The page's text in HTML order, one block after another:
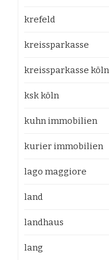
krefeld
kreissparkasse
kreissparkasse köln
ksk köln
kuhn immobilien
kurier immobilien
lago maggiore
land
landhaus
lang